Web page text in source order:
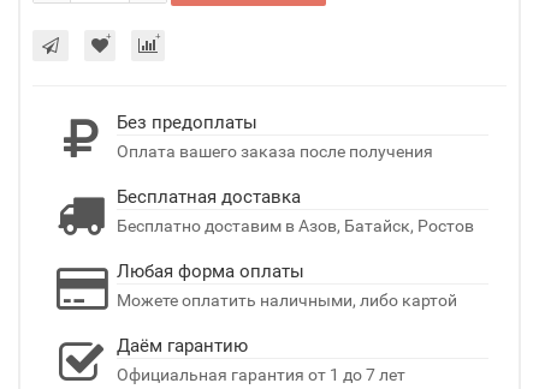
Без предоплаты
Оплата вашего заказа после получения
Бесплатная доставка
Бесплатно доставим в Азов, Батайск, Ростов
Любая форма оплаты
Можете оплатить наличными, либо картой
Даём гарантию
Официальная гарантия от 1 до 7 лет